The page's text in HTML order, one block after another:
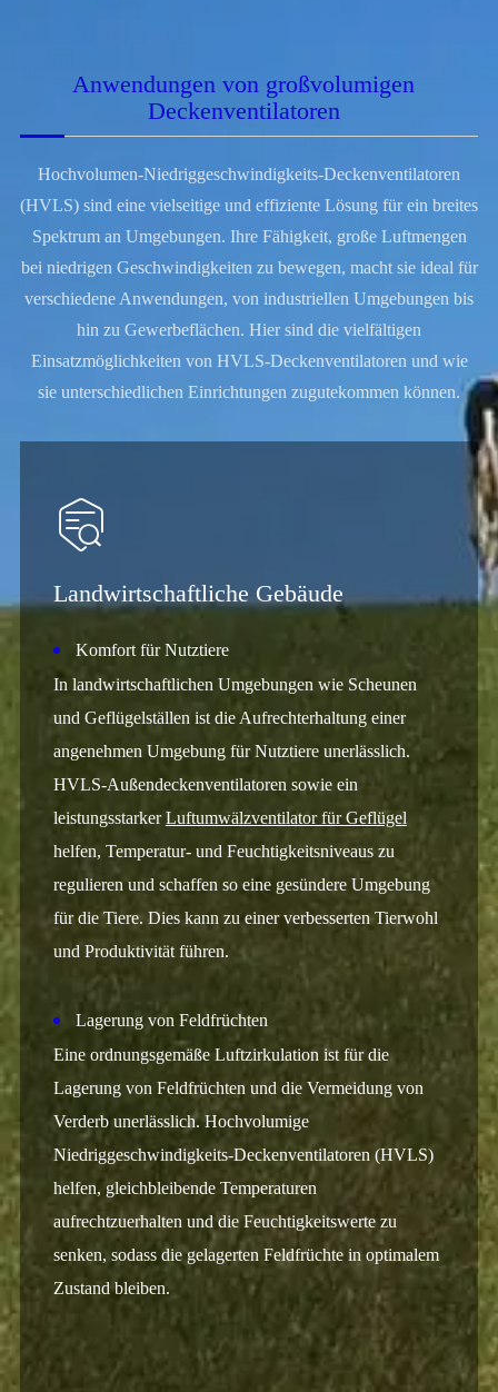
Anwendungen von großvolumigen
Deckenventilatoren
Hochvolumen-Niedriggeschwindigkeits-Deckenventilatoren
(HVLS) sind eine vielseitige und effiziente Lösung für ein breites
Spektrum an Umgebungen. Ihre Fähigkeit, große Luftmengen
bei niedrigen Geschwindigkeiten zu bewegen, macht sie ideal für
verschiedene Anwendungen, von industriellen Umgebungen bis
hin zu Gewerbeflächen. Hier sind die vielfältigen
Einsatzmöglichkeiten von HVLS-Deckenventilatoren und wie
sie unterschiedlichen Einrichtungen zugutekommen können.

Landwirtschaftliche Gebäude
Komfort für Nutztiere
In landwirtschaftlichen Umgebungen wie Scheunen
und Geflügelställen ist die Aufrechterhaltung einer
angenehmen Umgebung für Nutztiere unerlässlich.
HVLS-Außendeckenventilatoren sowie ein
leistungsstarkerLuftumwälzventilator für Geflügel
helfen, Temperatur- und Feuchtigkeitsniveaus zu
regulieren und schaffen so eine gesündere Umgebung
für die Tiere. Dies kann zu einer verbesserten Tierwohl
und Produktivität führen.
Lagerung von Feldfrüchten
Eine ordnungsgemäße Luftzirkulation ist für die
Lagerung von Feldfrüchten und die Vermeidung von
Verderb unerlässlich. Hochvolumige
Niedriggeschwindigkeits-Deckenventilatoren (HVLS)
helfen, gleichbleibende Temperaturen
aufrechtzuerhalten und die Feuchtigkeitswerte zu
senken, sodass die gelagerten Feldfrüchte in optimalem
Zustand bleiben.